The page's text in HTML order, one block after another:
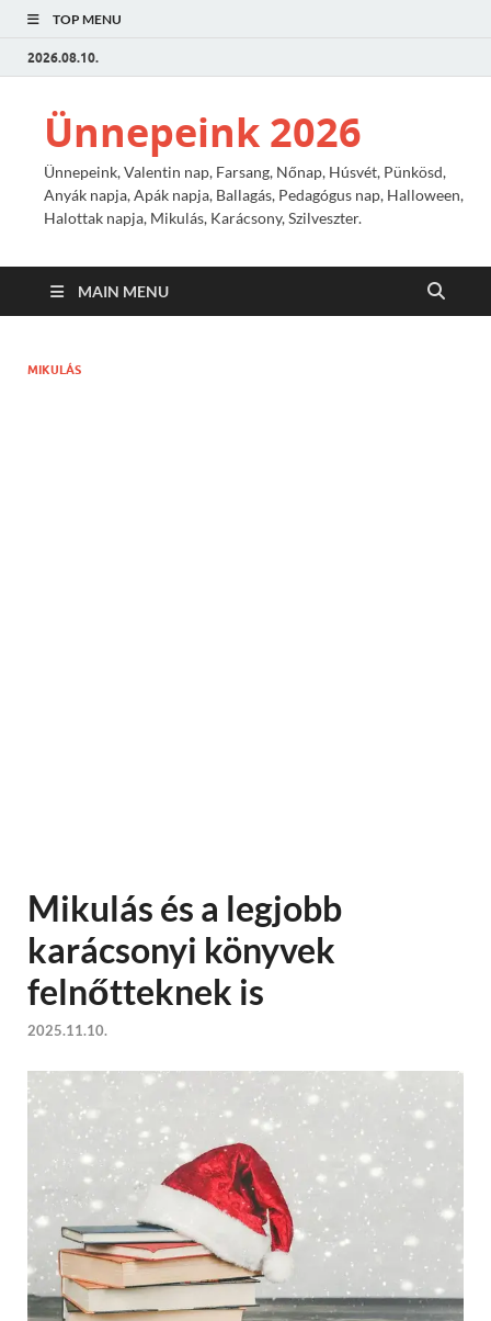
TOP MENU
2026.08.10.
Ünnepeink 2026
Ünnepeink, Valentin nap, Farsang, Nőnap, Húsvét, Pünkösd,
Anyák napja, Apák napja, Ballagás, Pedagógus nap, Halloween,
Halottak napja, Mikulás, Karácsony, Szilveszter.
MAIN MENU
MIKULÁS
Mikulás és a legjobb
karácsonyi könyvek
felnőtteknek is
2025.11.10.